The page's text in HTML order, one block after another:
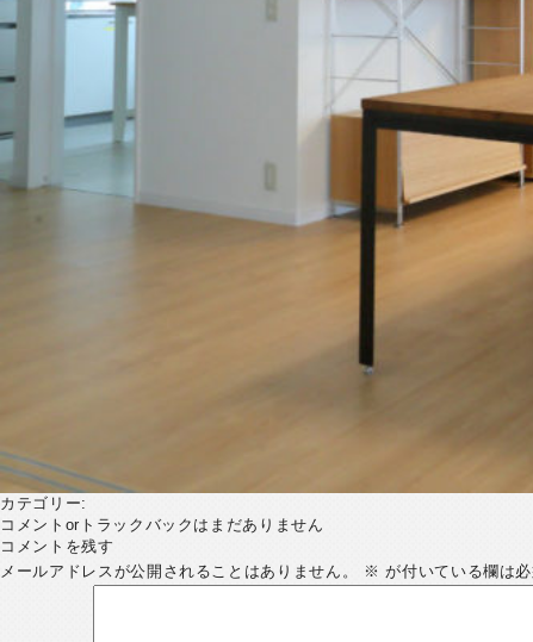
カテゴリー:
コメントorトラックバックはまだありません
コメントを残す
メールアドレスが公開されることはありません。
※ が付いている欄は